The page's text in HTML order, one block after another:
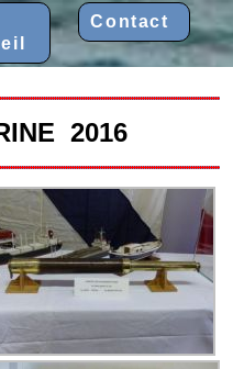
Contact
2016